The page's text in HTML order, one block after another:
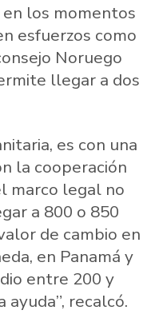
los momentos
esfuerzos como
Noruego
llegar a dos
es con una
la cooperación
marco legal no
a 800 o 850
de cambio en
en Panamá y
entre 200 y
ayuda”, recalcó.